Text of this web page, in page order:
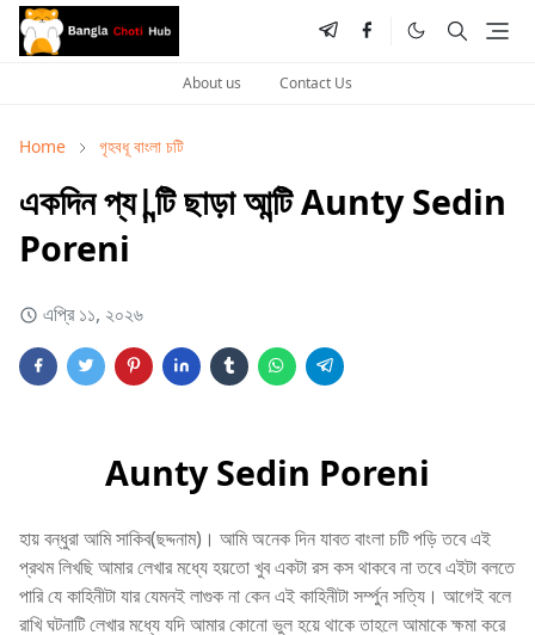
About us Contact Us
Home গৃহবধূ বাংলা চটি
একদিন প্য|ন্টি ছাড়া আন্টি Aunty Sedin
Poreni
এপ্রি ১১, ২০২৬
Aunty Sedin Poreni
হায় বন্ধুরা আমি সাকিব(ছদ্দনাম)। আমি অনেক দিন যাবত বাংলা চটি পড়ি তবে এই
প্রথম লিখছি আমার লেখার মধ্যে হয়তো খুব একটা রস কস থাকবে না তবে এইটা বলতে
পারি যে কাহিনীটা যার যেমনই লাগুক না কেন এই কাহিনীটা সর্ম্পুন সত্যি। আগেই বলে
রাখি ঘটনাটি লেখার মধ্যে যদি আমার কোনো ভুল হয়ে থাকে তাহলে আমাকে ক্ষমা করে